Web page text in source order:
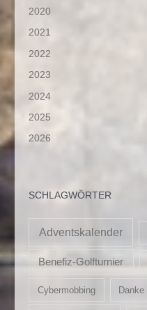
2020
2021
2022
2023
2024
2025
2026
SCHLAGWÖRTER
Adventskalender
Benefiz-Golfturnier
Cybermobbing Danke